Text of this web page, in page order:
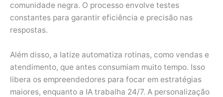
comunidade negra. O processo envolve testes
constantes para garantir eficiência e precisão nas
respostas.
Além disso, a Iatize automatiza rotinas, como vendas e
atendimento, que antes consumiam muito tempo. Isso
libera os empreendedores para focar em estratégias
maiores, enquanto a IA trabalha 24/7. A personalização